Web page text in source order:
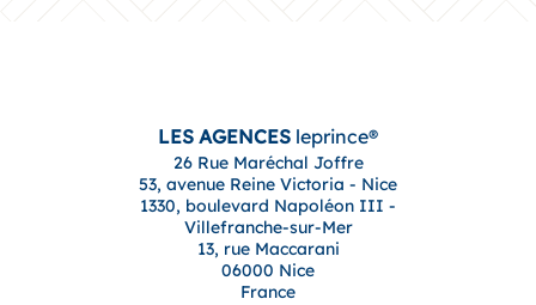
LES AGENCES leprince®
26 Rue Maréchal Joffre
53, avenue Reine Victoria - Nice
1330, boulevard Napoléon III -
Villefranche-sur-Mer
13, rue Maccarani
06000 Nice
France